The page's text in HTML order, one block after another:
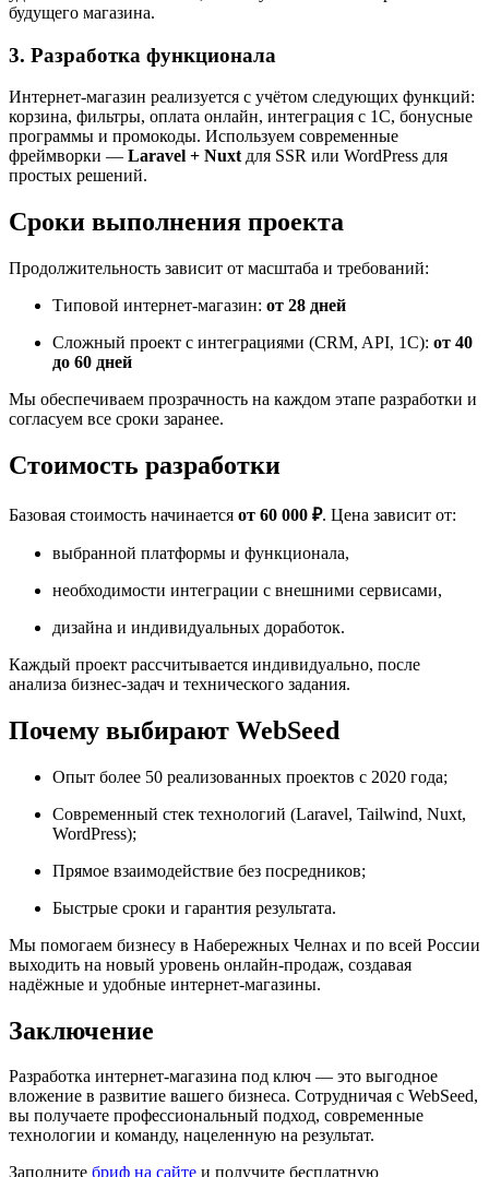
будущего магазина.
3. Разработка функционала
Интернет-магазин реализуется с учётом следующих функций:
корзина, фильтры, оплата онлайн, интеграция с 1С, бонусные
программы и промокоды. Используем современные
фреймворки — Laravel + Nuxt для SSR или WordPress для
простых решений.
Сроки выполнения проекта
Продолжительность зависит от масштаба и требований:
Типовой интернет-магазин: от 28 дней
Сложный проект с интеграциями (CRM, API, 1С): от 40
до 60 дней
Мы обеспечиваем прозрачность на каждом этапе разработки и
согласуем все сроки заранее.
Стоимость разработки
Базовая стоимость начинается от 60 000 ₽. Цена зависит от:
выбранной платформы и функционала,
необходимости интеграции с внешними сервисами,
дизайна и индивидуальных доработок.
Каждый проект рассчитывается индивидуально, после
анализа бизнес-задач и технического задания.
Почему выбирают WebSeed
Опыт более 50 реализованных проектов с 2020 года;
Современный стек технологий (Laravel, Tailwind, Nuxt,
WordPress);
Прямое взаимодействие без посредников;
Быстрые сроки и гарантия результата.
Мы помогаем бизнесу в Набережных Челнах и по всей России
выходить на новый уровень онлайн-продаж, создавая
надёжные и удобные интернет-магазины.
Заключение
Разработка интернет-магазина под ключ — это выгодное
вложение в развитие вашего бизнеса. Сотрудничая с WebSeed,
вы получаете профессиональный подход, современные
технологии и команду, нацеленную на результат.
Заполните бриф на сайте и получите бесплатную